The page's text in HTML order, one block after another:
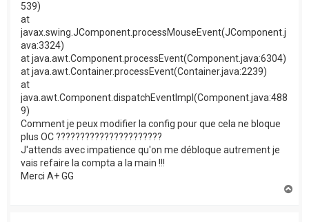
539)
at
javax.swing.JComponent.processMouseEvent(JComponent.j
ava:3324)
at java.awt.Component.processEvent(Component.java:6304)
at java.awt.Container.processEvent(Container.java:2239)
at
java.awt.Component.dispatchEventImpl(Component.java:488
9)
Comment je peux modifier la config pour que cela ne bloque
plus OC ??????????????????????
J'attends avec impatience qu'on me débloque autrement je
vais refaire la compta a la main !!!
Merci A+ GG